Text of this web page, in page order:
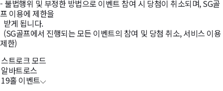
- 불법행위 및 부정한 방법으로 이벤트 참여 시 당첨이 취소되며, SG골
프 이용에 제한을
받게 됩니다.
(SG골프에서 진행되는 모든 이벤트의 참여 및 당첨 취소, 서비스 이용
제한)
스트로크 모드
알바트로스
19홀 이벤트